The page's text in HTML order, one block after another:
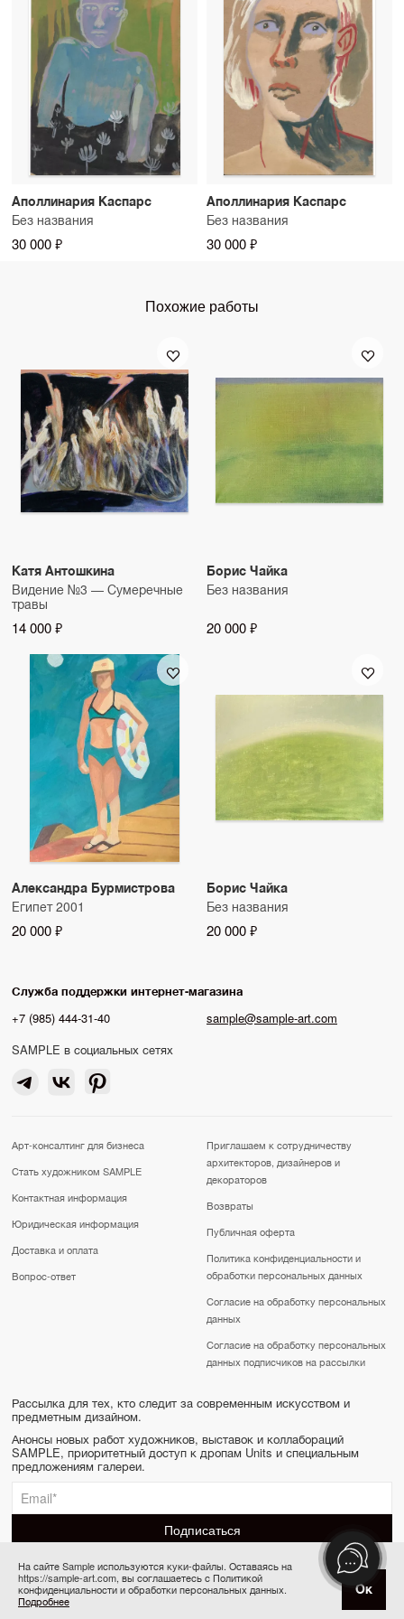
Товар отсутствует
Аполлинария Каспарс
Без названия
30 000 ₽
Аполлинария Каспарс
Без названия
30 000 ₽
Похожие работы
Катя Антошкина
Видение №3 — Сумеречные
травы
14 000 ₽
Борис Чайка
Без названия
20 000 ₽
Александра Бурмистрова
Египет 2001
20 000 ₽
Борис Чайка
Без названия
20 000 ₽
Служба поддержки интернет-магазина
+7 (985) 444-31-40
sample@sample-art.com
SAMPLE в социальных сетях
Арт-консалтинг для бизнеса
Стать художником SAMPLE
Контактная информация
Юридическая информация
Доставка и оплата
Вопрос-ответ
Приглашаем к сотрудничеству
архитекторов, дизайнеров и
декораторов
Возвраты
Публичная оферта
Политика конфиденциальности и
обработки персональных данных
Согласие на обработку персональных
данных
Согласие на обработку персональных
данных подписчиков на рассылки
Рассылка для тех, кто следит за современным искусством и
предметным дизайном.
Анонсы новых работ художников, выставок и коллабораций
SAMPLE, приоритетный доступ к дропам Units и специальным
предложениям галереи.
SAMPLE | Online gallery & Auction © 2022-2026
Сделано в Апривер
На сайте Sample используются куки-файлы. Оставаясь на
https://sample-art.com, вы соглашаетесь с Политикой
конфиденциальности и обработки персональных данных.
Подробнее
Ок